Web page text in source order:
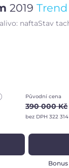
2019 Trend
naftaStav
Původní cena
390 000 Kč
bez DPH 322